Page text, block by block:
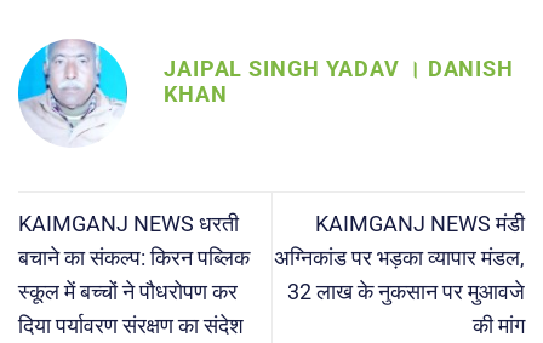
JAIPAL SINGH YADAV । DANISH
KHAN
KAIMGANJ NEWS धरती
बचाने का संकल्प: किरन पब्लिक
स्कूल में बच्चों ने पौधरोपण कर
दिया पर्यावरण संरक्षण का संदेश
KAIMGANJ NEWS मंडी
अग्निकांड पर भड़का व्यापार मंडल,
32 लाख के नुकसान पर मुआवजे
की मांग